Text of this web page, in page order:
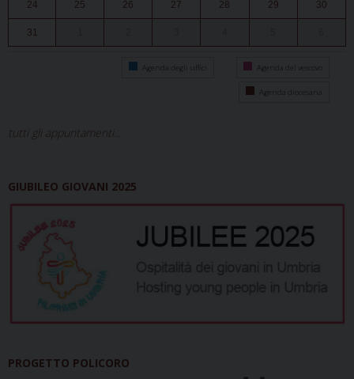
24 25 26 27 28 29 30
31
Agenda degli uffici Agenda del vescovo
Agenda diocesana
tutti gli appuntamenti...
GIUBILEO GIOVANI 2025
PROGETTO POLICORO